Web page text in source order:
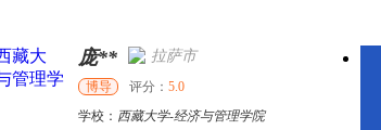
庞** 拉萨市
博导 评分： 5.0
学校： 西藏大学-经济与管理学院